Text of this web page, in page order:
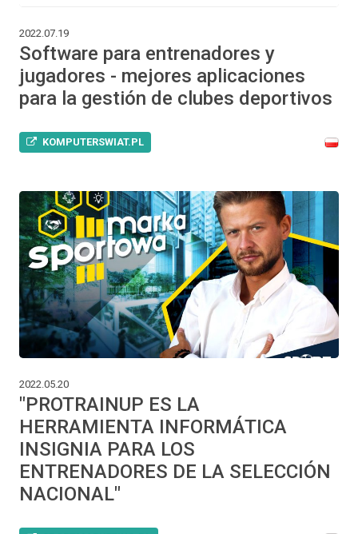
2022.07.19
Software para entrenadores y
jugadores - mejores aplicaciones
para la gestión de clubes deportivos
KOMPUTERSWIAT.PL
2022.05.20
"PROTRAINUP ES LA
HERRAMIENTA INFORMÁTICA
INSIGNIA PARA LOS
ENTRENADORES DE LA SELECCIÓN
NACIONAL"